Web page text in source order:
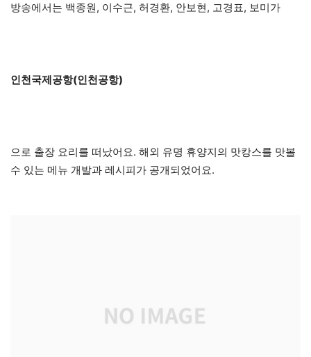
방송에서는 백종원, 이수근, 허경환, 안보현, 고경표, 보미가
인천국제공항(인천공항)
으로 출장 요리를 떠났어요. 해외 유명 휴양지의 맛캉스를 맛볼
수 있는 메뉴 개발과 레시피가 공개되었어요.